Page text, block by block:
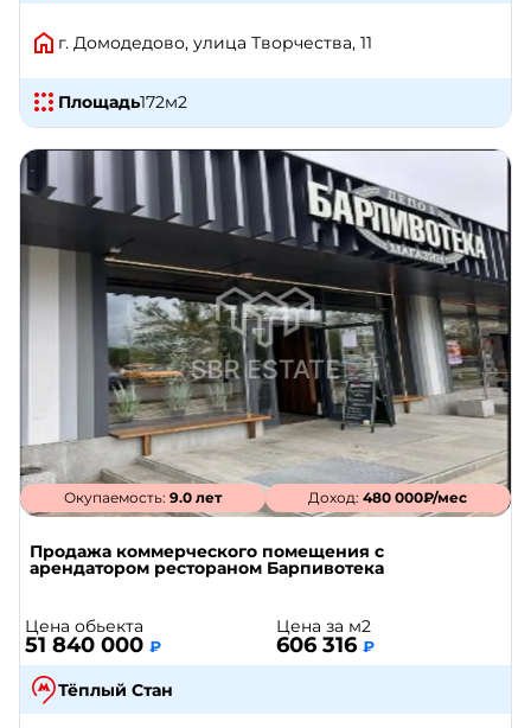
г. Домодедово, улица Творчества, 11
Площадь172м2
Окупаемость: 9.0 лет Доход:480 000₽/мес
Продажа коммерческого помещения с
арендатором рестораном Барпивотека
Цена обьекта
51 840 000 ₽
Цена за м2
606 316 ₽
Тёплый Стан